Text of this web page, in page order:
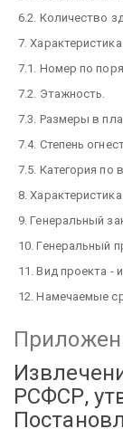
6.2. Количество
7.
7.1. Номер по
7.2. Этажность.
7.3. Размеры в
7.4. Степень
7.5. Категория по
8.
9. Генеральный
10. Генеральный
11. Вид проекта -
12. Намечаемые
РСФСР,